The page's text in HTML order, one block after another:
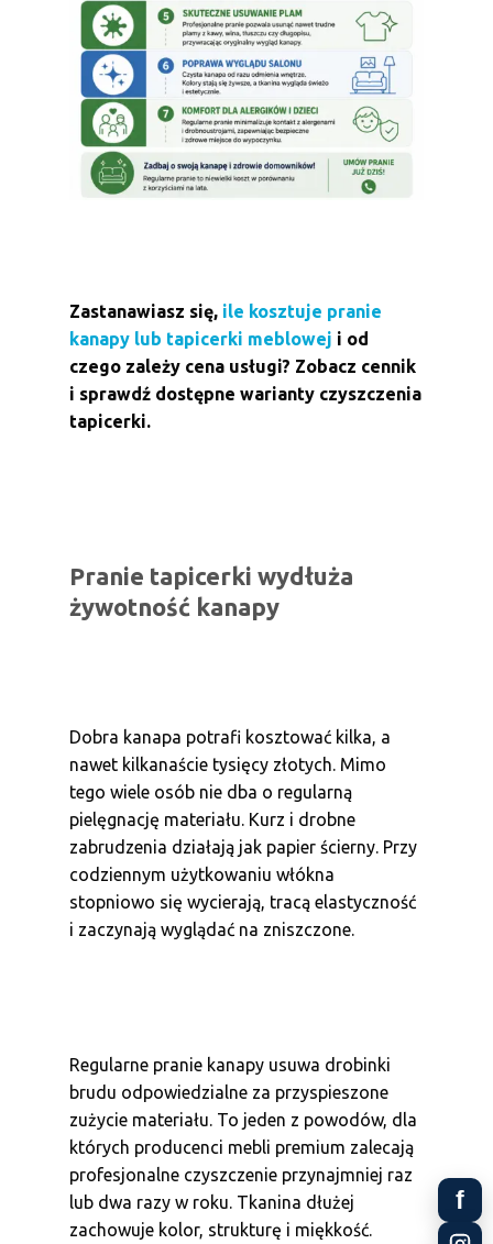
Zastanawiasz się, ile kosztuje pranie
kanapy lub tapicerki meblowej i od
czego zależy cena usługi? Zobacz cennik
i sprawdź dostępne warianty czyszczenia
tapicerki.
Pranie tapicerki wydłuża
żywotność kanapy
Dobra kanapa potrafi kosztować kilka, a
nawet kilkanaście tysięcy złotych. Mimo
tego wiele osób nie dba o regularną
pielęgnację materiału. Kurz i drobne
zabrudzenia działają jak papier ścierny. Przy
codziennym użytkowaniu włókna
stopniowo się wycierają, tracą elastyczność
i zaczynają wyglądać na zniszczone.
Regularne pranie kanapy usuwa drobinki
brudu odpowiedzialne za przyspieszone
zużycie materiału. To jeden z powodów, dla
których producenci mebli premium zalecają
profesjonalne czyszczenie przynajmniej raz
lub dwa razy w roku. Tkanina dłużej
zachowuje kolor, strukturę i miękkość.
f